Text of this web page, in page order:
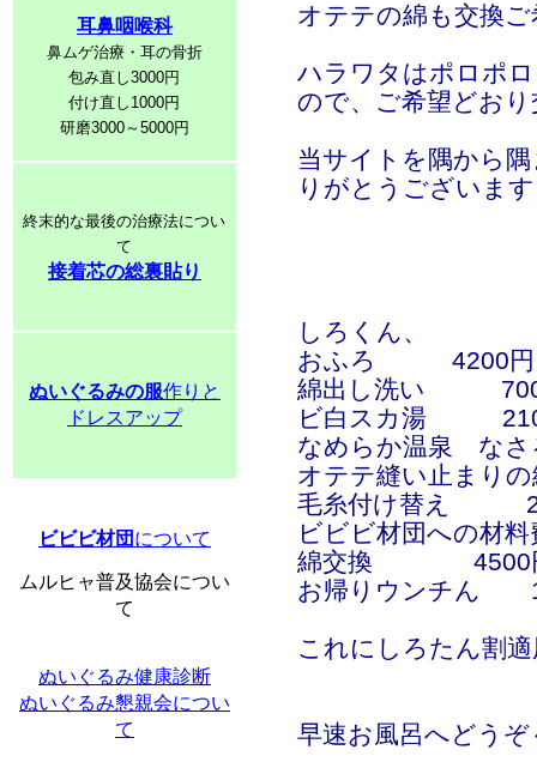
耳鼻咽喉科
鼻ムゲ治療・耳の骨折
包み直し3000円
付け直し1000円
研磨3000～5000円
終末的な最後の治療法につい
て
接着芯の総裏貼り
ぬいぐるみの服作りと
ドレスアップ
ビビビ材団 について
ムルヒャ普及協会につい
て
ぬいぐるみ健康診断
ぬいぐるみ懇親会につい
て
オテテの綿も交換
ハラワタはポロポ
ので、ご希望どお
当サイトを隅から
りがとうございま
しろくん、
おふろ 4200円
綿出し洗い
ビ白スカ湯
なめらか温泉 な
オテテ縫い止まり
毛糸付け替え
ビビビ材団への材
綿交換 4500
お帰りウンチん
これにしろたん割
早速お風呂へどうぞ